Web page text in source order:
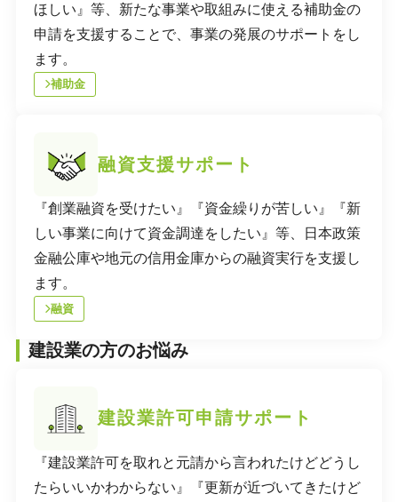
ほしい』等、新たな事業や取組みに使える補助金の
申請を支援することで、事業の発展のサポートをし
ます。
補助金
融資支援サポート
『創業融資を受けたい』『資金繰りが苦しい』『新
しい事業に向けて資金調達をしたい』等、日本政策
金融公庫や地元の信用金庫からの融資実行を支援し
ます。
融資
建設業の方のお悩み
建設業許可申請サポート
『建設業許可を取れと元請から言われたけどどうし
たらいいかわからない』『更新が近づいてきたけど